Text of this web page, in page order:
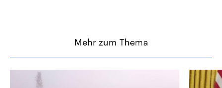
Mehr zum Thema